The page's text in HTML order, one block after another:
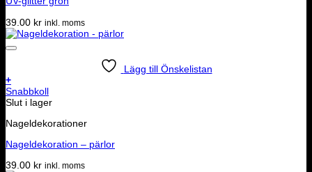
39.00 kr inkl. moms
Lägg till Önskelistan
+
Snabbkoll
Slut i lager
Nageldekorationer
Nageldekoration – pärlor
39.00 kr inkl. moms